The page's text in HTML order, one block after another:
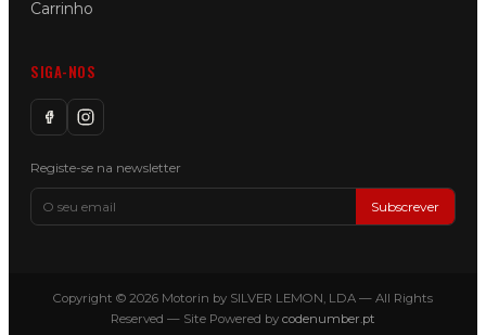
Carrinho
SIGA-NOS
Registe-se na newsletter
Subscrever
Copyright © 2026 Motorin by SILVER LEMON, LDA — All Rights
Reserved — Site Powered by codenumber.pt